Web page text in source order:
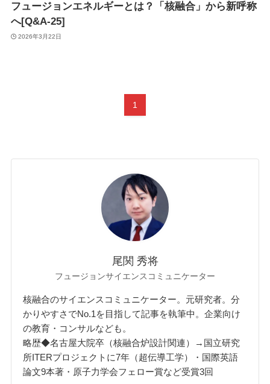
フュージョンエネルギーとは？「核融合」から新呼称
へ[Q&A-25]
2026年3月22日
1
尾関 秀将
フュージョンサイエンスコミュニケーター
核融合のサイエンスコミュニケーター。元研究者。分
かりやすさでNo.1を目指して記事を執筆中。企業向け
の教育・コンサルなども。
略歴◆名古屋大院卒（核融合炉設計関連）→国立研究
所ITERプロジェクトに7年（超伝導工学）・国際英語
論文9本著・原子力学会フェロー賞など受賞3回